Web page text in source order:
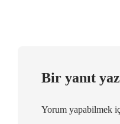
Bir yanıt
Yorum yapabilmek